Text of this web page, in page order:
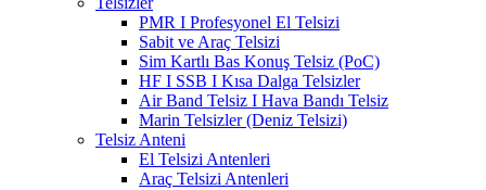
PMR I Profesyonel El Telsizi
Sabit ve Araç Telsizi
Sim Kartlı Bas Konuş Telsiz (PoC)
HF I SSB I Kısa Dalga Telsizler
Air Band Telsiz I Hava Bandı Telsiz
Marin Telsizler (Deniz Telsizi)
Telsiz Anteni
El Telsizi Antenleri
Araç Telsizi Antenleri